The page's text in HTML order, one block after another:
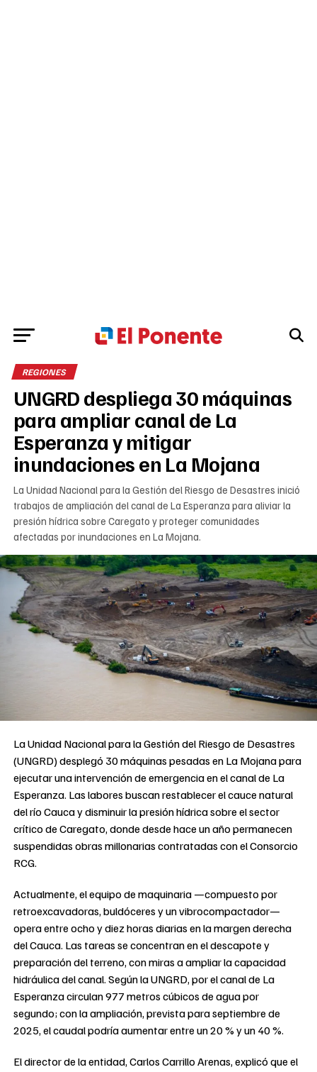
REGIONES
UNGRD despliega 30 máquinas
para ampliar canal de La
Esperanza y mitigar
inundaciones en La Mojana
La Unidad Nacional para la Gestión del Riesgo de Desastres inició
trabajos de ampliación del canal de La Esperanza para aliviar la
presión hídrica sobre Caregato y proteger comunidades
afectadas por inundaciones en La Mojana.
La Unidad Nacional para la Gestión del Riesgo de Desastres
(UNGRD) desplegó 30 máquinas pesadas en La Mojana para
ejecutar una intervención de emergencia en el canal de La
Esperanza. Las labores buscan restablecer el cauce natural
del río Cauca y disminuir la presión hídrica sobre el sector
crítico de Caregato, donde desde hace un año permanecen
suspendidas obras millonarias contratadas con el Consorcio
RCG.
Actualmente, el equipo de maquinaria —compuesto por
retroexcavadoras, buldóceres y un vibrocompactador—
opera entre ocho y diez horas diarias en la margen derecha
del Cauca. Las tareas se concentran en el descapote y
preparación del terreno, con miras a ampliar la capacidad
hidráulica del canal. Según la UNGRD, por el canal de La
Esperanza circulan 977 metros cúbicos de agua por
segundo; con la ampliación, prevista para septiembre de
2025, el caudal podría aumentar entre un 20 % y un 40 %.
El director de la entidad, Carlos Carrillo Arenas, explicó que el